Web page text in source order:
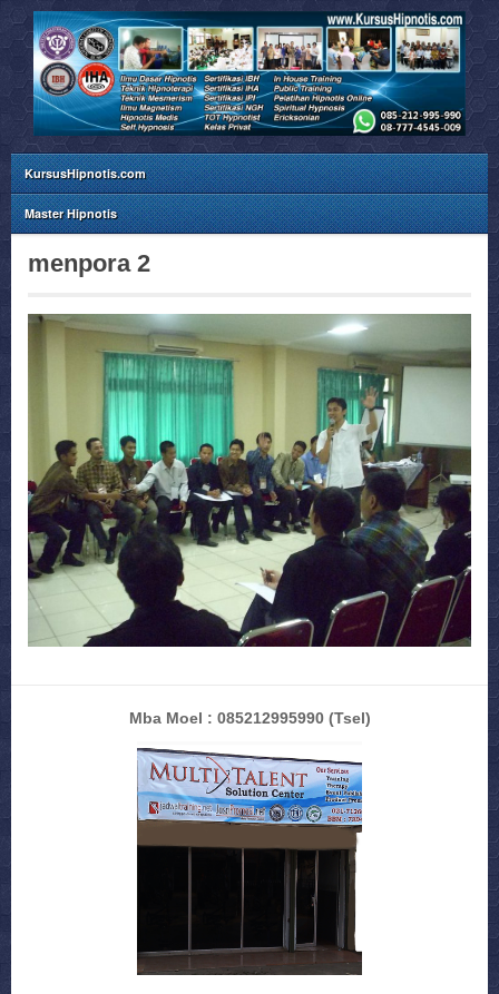
KursusHipnotis.com
Master Hipnotis
menpora 2
Mba Moel : 085212995990(Tsel)